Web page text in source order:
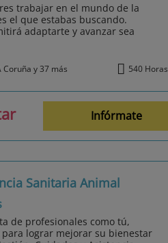
trabajar en el mundo de la
el que estabas buscando.
adaptarte y avanzar sea
Coruña y 37 más 540 Horas
Infórmate
Sanitaria Animal
de profesionales como tú,
lograr mejorar su bienestar